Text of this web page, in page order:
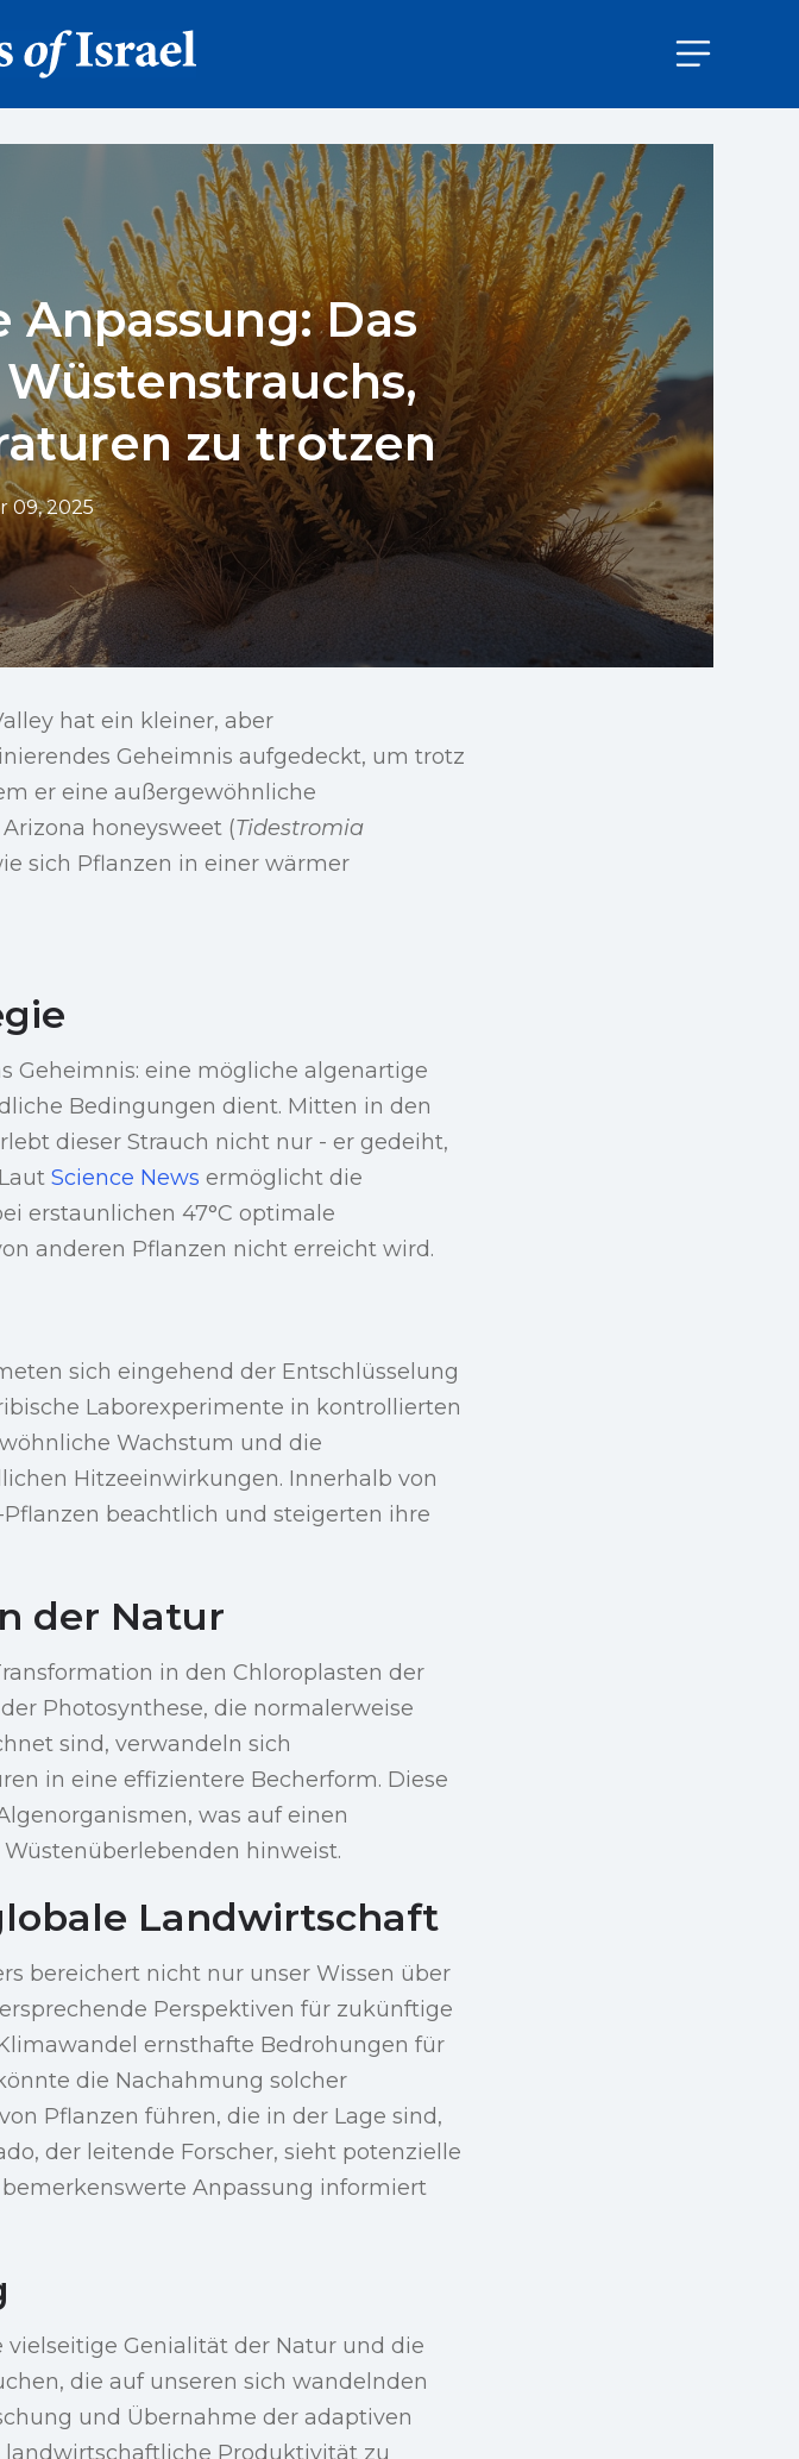
Das
zu trotzen
09, 2025
hat ein kleiner, aber
Geheimnis aufgedeckt, um trotz
er eine außergewöhnliche
honeysweet (Tidestromia
sich Pflanzen in einer wärmer
Geheimnis: eine mögliche algenartige
Bedingungen dient. Mitten in den
dieser Strauch nicht nur - er gedeiht,
Science News ermöglicht die
erstaunlichen 47°C optimale
anderen Pflanzen nicht erreicht wird.
sich eingehend der Entschlüsselung
Laborexperimente in kontrollierten
Wachstum und die
Hitzeeinwirkungen. Innerhalb von
Pflanzen beachtlich und steigerten ihre
der Natur
in den Chloroplasten der
Photosynthese, die normalerweise
sind, verwandeln sich
in eine effizientere Becherform. Diese
was auf einen
hinweist.
Landwirtschaft
bereichert nicht nur unser Wissen über
Perspektiven für zukünftige
ernsthafte Bedrohungen für
die Nachahmung solcher
Pflanzen führen, die in der Lage sind,
der leitende Forscher, sieht potenzielle
Anpassung informiert
Genialität der Natur und die
die auf unseren sich wandelnden
und Übernahme der adaptiven
Produktivität zu